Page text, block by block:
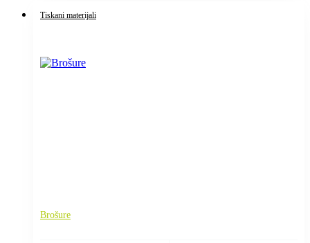
Tiskani materijali
Brošure